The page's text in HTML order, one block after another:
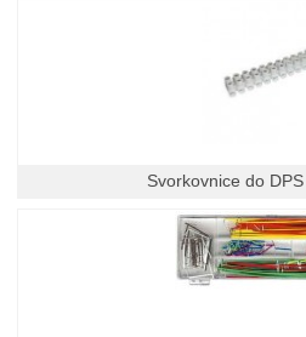
Svorkovnice do